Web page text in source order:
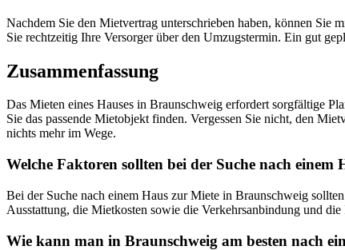
Nachdem Sie den Mietvertrag unterschrieben haben, können Sie
Sie rechtzeitig Ihre Versorger über den Umzugstermin. Ein gut
Zusammenfassung
Das Mieten eines Hauses in Braunschweig erfordert sorgfältige
Sie das passende Mietobjekt finden. Vergessen Sie nicht, den
nichts mehr im Wege.
Welche Faktoren sollten bei der Suche nach
Bei der Suche nach einem Haus zur Miete in Braunschweig
Ausstattung, die Mietkosten sowie die Verkehrsanbindung und
Wie kann man in Braunschweig am besten nach